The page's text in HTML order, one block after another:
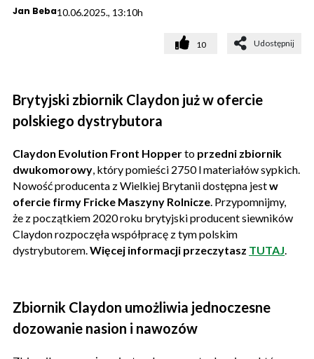
Jan Beba10.06.2025., 13:10h
10 Udostępnij
Brytyjski zbiornik Claydon już w ofercie
polskiego dystrybutora
Claydon Evolution Front Hopperto przedni zbiornik
dwukomorowy, który pomieści 2750 l materiałów sypkich.
Nowość producenta z Wielkiej Brytanii dostępna jestw
ofercie firmy Fricke Maszyny Rolnicze. Przypomnijmy,
że z początkiem 2020 roku brytyjski producent siewników
Claydon rozpoczęła współpracę z tym polskim
dystrybutorem.Więcej informacji przeczytasz TUTAJ.
Zbiornik Claydon umożliwia jednoczesne
dozowanie nasion i nawozów